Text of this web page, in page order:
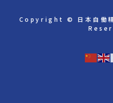
Copyright © 日本自働